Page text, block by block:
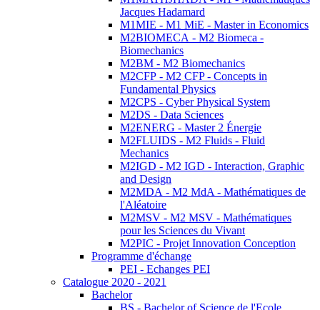
Jacques Hadamard
M1MIE - M1 MiE - Master in Economics
M2BIOMECA - M2 Biomeca -
Biomechanics
M2BM - M2 Biomechanics
M2CFP - M2 CFP - Concepts in
Fundamental Physics
M2CPS - Cyber Physical System
M2DS - Data Sciences
M2ENERG - Master 2 Énergie
M2FLUIDS - M2 Fluids - Fluid
Mechanics
M2IGD - M2 IGD - Interaction, Graphic
and Design
M2MDA - M2 MdA - Mathématiques de
l'Aléatoire
M2MSV - M2 MSV - Mathématiques
pour les Sciences du Vivant
M2PIC - Projet Innovation Conception
Programme d'échange
PEI - Echanges PEI
Catalogue 2020 - 2021
Bachelor
BS - Bachelor of Science de l'Ecole